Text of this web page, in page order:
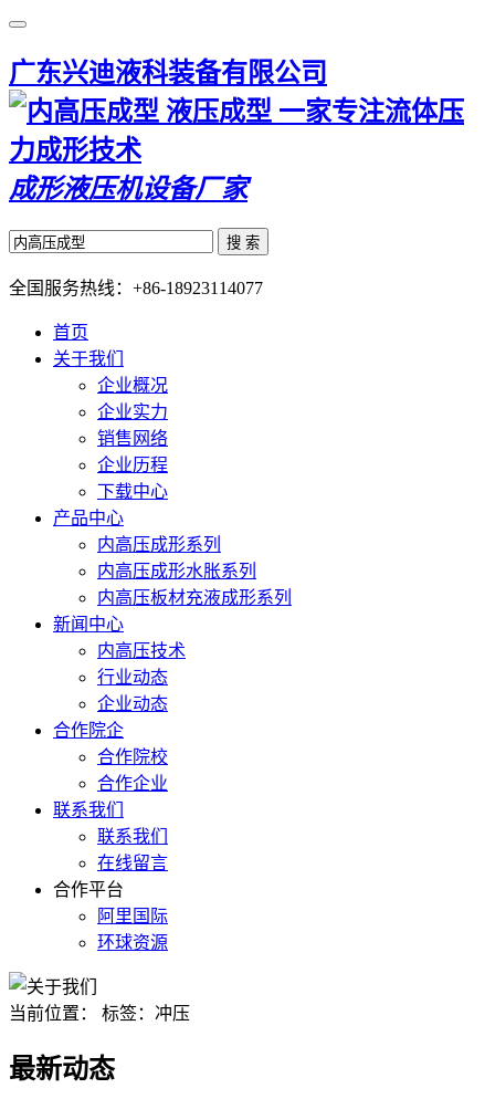
广东兴迪液科装备有限公司
一家专注流体压
力成形技术
成形液压机设备厂家
搜 索
全国服务热线： +86-18923114077
首页
关于我们
企业概况
企业实力
销售网络
企业历程
下载中心
产品中心
内高压成形系列
内高压成形水胀系列
内高压板材充液成形系列
新闻中心
内高压技术
行业动态
企业动态
合作院企
合作院校
合作企业
联系我们
联系我们
在线留言
合作平台
阿里国际
环球资源
当前位置： 标签：冲压
最新动态